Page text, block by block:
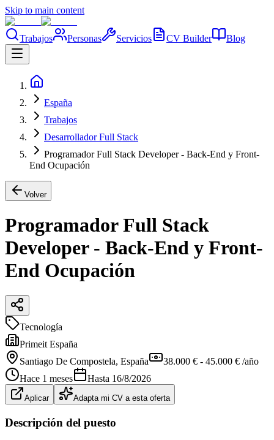
Skip to main content
Trabajos Personas Servicios CV Builder Blog
España
Trabajos
Desarrollador Full Stack
Programador Full Stack Developer - Back-End y Front-
End Ocupación
Volver
Programador Full Stack
Developer - Back-End y Front-
End Ocupación
Tecnología
Primeit España
Santiago De Compostela, España
38.000 € - 45.000 € /año
Hace 1 meses
Hasta 16/8/2026
Aplicar Adapta mi CV a esta oferta
Descripción del puesto